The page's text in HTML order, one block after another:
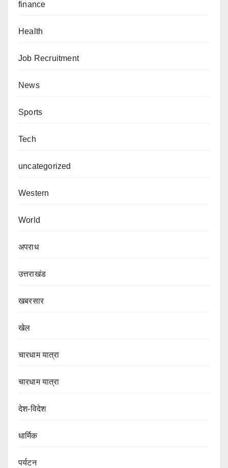
finance
Health
Job Recruitment
News
Sports
Tech
uncategorized
Western
World
अपराध
उत्तराखंड
खबरसार
खेल
चारधाम यात्रा
चारधाम यात्रा
देश-विदेश
धार्मिक
पर्यटन